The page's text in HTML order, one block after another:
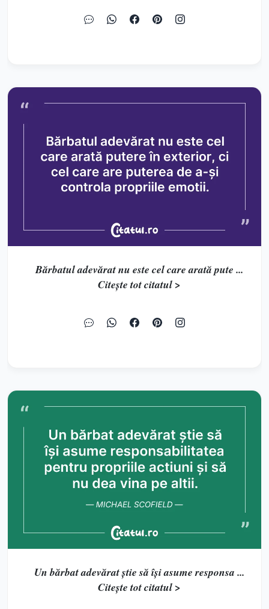
Bărbatul adevărat nu este cel care arată pute ...
Citește tot citatul >
Un bărbat adevărat știe să își asume responsa ...
Citește tot citatul >